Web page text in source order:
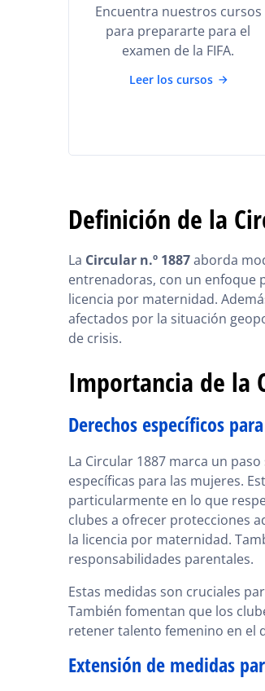
Encuentra nuestros cursos
para prepararte para el
examen de la FIFA.
Leer los cursos
Definición de la
La Circular n.º 1887aborda
entrenadoras, con un enfoque
licencia por maternidad.
afectados por la situación
de crisis.
Importancia de la
Derechos específicos
La Circular 1887 marca un
específicas para las mujeres.
particularmente en lo que
clubes a ofrecer protecciones
la licencia por maternidad.
responsabilidades parentales.
Estas medidas son cruciales
También fomentan que los
retener talento femenino en el
Extensión de medidas